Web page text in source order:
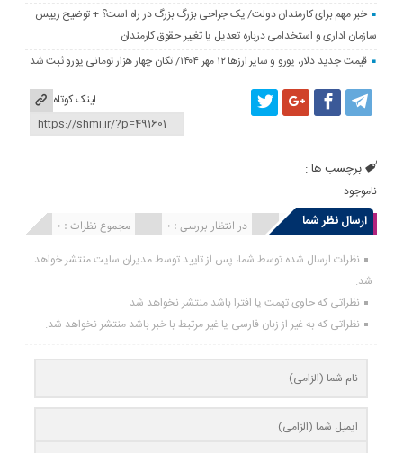
خبر مهم برای کارمندان دولت/ یک جراحی بزرگ بزرگ در راه است؟ + توضیح رییس
سازمان اداری و استخدامی درباره تعدیل یا تغییر حقوق کارمندان
قیمت جدید دلار، یورو و سایر ارزها ۱۲ مهر ۱۴۰۴/ تکان چهار هزار تومانی یورو ثبت شد
لینک کوتاه
برچسب ها :
ناموجود
ارسال نظر شما مجموع نظرات : 0 در انتظار بررسی : 0 انتشار یافته : 0
نظرات ارسال شده توسط شما، پس از تایید توسط مدیران سایت منتشر خواهد
شد.
نظراتی که حاوی تهمت یا افترا باشد منتشر نخواهد شد.
نظراتی که به غیر از زبان فارسی یا غیر مرتبط با خبر باشد منتشر نخواهد شد.